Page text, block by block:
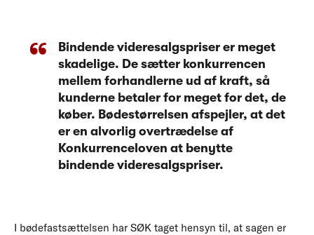
Bindende videresalgspriser er meget
skadelige. De sætter konkurrencen
mellem forhandlerne ud af kraft, så
kunderne betaler for meget for det, de
køber. Bødestørrelsen afspejler, at det
er en alvorlig overtrædelse af
Konkurrenceloven at benytte
bindende videresalgspriser.
I bødefastsættelsen har SØK taget hensyn til, at sagen er